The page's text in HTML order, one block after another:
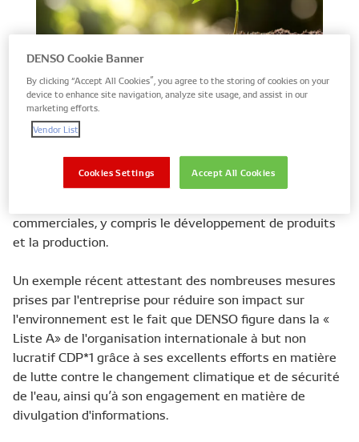
Cet engagement fait partie de la politique à long terme
une empreinte énergétique significative et s'engage
commerciales, y compris le développement de produits
et la production.
Un exemple récent attestant des nombreuses mesures
prises par l'entreprise pour réduire son impact sur
l'environnement est le fait que DENSO figure dans la «
Liste A» de l'organisation internationale à but non
lucratif CDP*1 grâce à ses excellents efforts en matière
de lutte contre le changement climatique et de sécurité
de l'eau, ainsi qu’à son engagement en matière de
divulgation d'informations.
DENSO Cookie Banner
By clicking “Accept All Cookies”, you agree to the storing of cookies on your
device to enhance site navigation, analyze site usage, and assist in our
marketing efforts.
Vendor List
Accept All Cookies
Cookies Settings